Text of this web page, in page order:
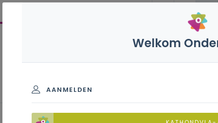
Contacteer je pedagogisch begeleider
Welkom
AANMELDEN